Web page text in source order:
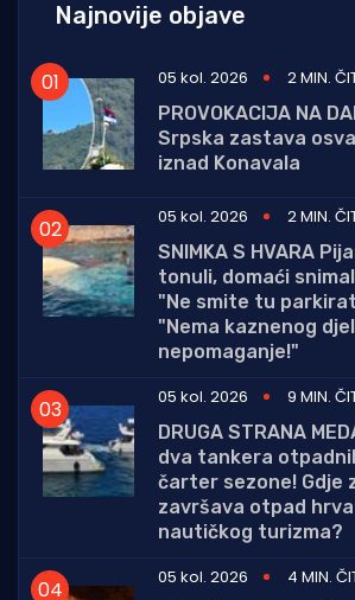
Najnovije objave
05 kol. 2026
2 MIN.
PROVOKACIJA NA
Srpska zastava
iznad Konavala
05 kol. 2026
2 MIN.
SNIMKA S HVARA
tonuli, domaći
"Ne smite tu
"Nema kaznenog
nepomaganje!"
05 kol. 2026
9 MIN.
DRUGA STRANA
dva tankera
čarter sezone! Gdje
završava otpad
nautičkog turizma?
05 kol. 2026
4 MIN.